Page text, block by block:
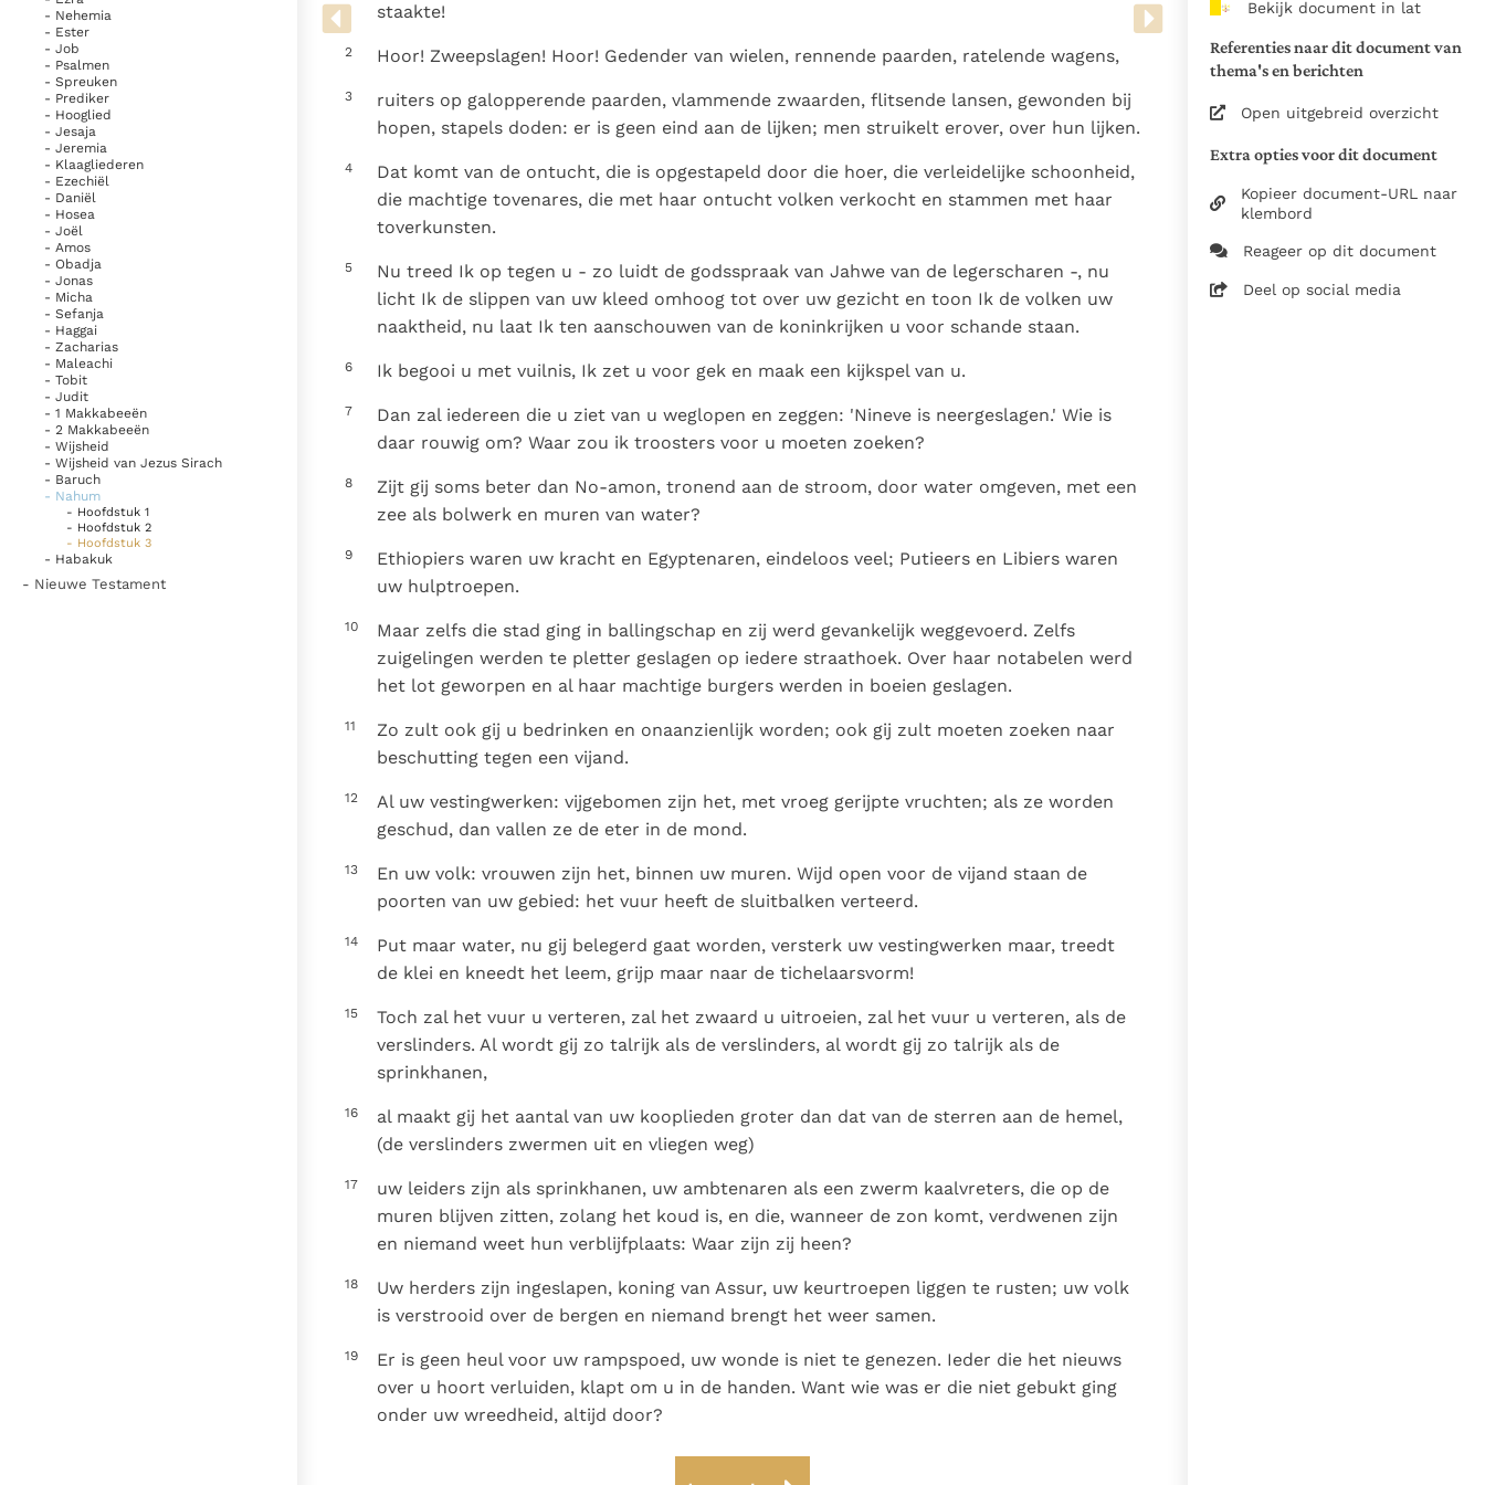
Denzinger Gebruiksvoorwaarden
liefde, niet door
mystieke
verschijnselen en de
heiligheid
noodzaak om "naar het
innerlijk" toe te keren.
van de documenten
1975
nl
Bekijk document in lat
Referenties naar dit document van
thema's en berichten
Open uitgebreid overzicht
Extra opties voor dit document
Kopieer document-URL naar
klembord
Reageer op dit document
Deel op social media
- Nehemia
- Ester
- Job
- Psalmen
- Spreuken
- Prediker
- Hooglied
- Jesaja
- Jeremia
- Klaagliederen
- Ezechiël
- Daniël
- Hosea
- Joël
- Amos
- Obadja
- Jonas
- Micha
- Sefanja
- Haggai
- Zacharias
- Maleachi
- Tobit
- Judit
- 1 Makkabeeën
- 2 Makkabeeën
- Wijsheid
- Wijsheid van Jezus Sirach
- Baruch
- Nahum
- Hoofdstuk 1
- Hoofdstuk 2
- Hoofdstuk 3
- Habakuk
- Nieuwe Testament
staakte!
2 Hoor! Zweepslagen! Hoor! Gedender van wielen, rennende paarden, ratelende wagens,
3
ruiters op galopperende paarden, vlammende zwaarden, flitsende lansen, gewonden bij
hopen, stapels doden: er is geen eind aan de lijken; men struikelt erover, over hun lijken.
4
Dat komt van de ontucht, die is opgestapeld door die hoer, die verleidelijke schoonheid,
die machtige tovenares, die met haar ontucht volken verkocht en stammen met haar
toverkunsten.
5
Nu treed Ik op tegen u - zo luidt de godsspraak van Jahwe van de legerscharen -, nu
licht Ik de slippen van uw kleed omhoog tot over uw gezicht en toon Ik de volken uw
naaktheid, nu laat Ik ten aanschouwen van de koninkrijken u voor schande staan.
6 Ik begooi u met vuilnis, Ik zet u voor gek en maak een kijkspel van u.
7
Dan zal iedereen die u ziet van u weglopen en zeggen: 'Nineve is neergeslagen.' Wie is
daar rouwig om? Waar zou ik troosters voor u moeten zoeken?
8
Zijt gij soms beter dan No-amon, tronend aan de stroom, door water omgeven, met een
zee als bolwerk en muren van water?
9
Ethiopiers waren uw kracht en Egyptenaren, eindeloos veel; Putieers en Libiers waren
uw hulptroepen.
10
Maar zelfs die stad ging in ballingschap en zij werd gevankelijk weggevoerd. Zelfs
zuigelingen werden te pletter geslagen op iedere straathoek. Over haar notabelen werd
het lot geworpen en al haar machtige burgers werden in boeien geslagen.
11
Zo zult ook gij u bedrinken en onaanzienlijk worden; ook gij zult moeten zoeken naar
beschutting tegen een vijand.
12
Al uw vestingwerken: vijgebomen zijn het, met vroeg gerijpte vruchten; als ze worden
geschud, dan vallen ze de eter in de mond.
13
En uw volk: vrouwen zijn het, binnen uw muren. Wijd open voor de vijand staan de
poorten van uw gebied: het vuur heeft de sluitbalken verteerd.
14
Put maar water, nu gij belegerd gaat worden, versterk uw vestingwerken maar, treedt
de klei en kneedt het leem, grijp maar naar de tichelaarsvorm!
15
Toch zal het vuur u verteren, zal het zwaard u uitroeien, zal het vuur u verteren, als de
verslinders. Al wordt gij zo talrijk als de verslinders, al wordt gij zo talrijk als de
sprinkhanen,
16
al maakt gij het aantal van uw kooplieden groter dan dat van de sterren aan de hemel,
(de verslinders zwermen uit en vliegen weg)
17
uw leiders zijn als sprinkhanen, uw ambtenaren als een zwerm kaalvreters, die op de
muren blijven zitten, zolang het koud is, en die, wanneer de zon komt, verdwenen zijn
en niemand weet hun verblijfplaats: Waar zijn zij heen?
18
Uw herders zijn ingeslapen, koning van Assur, uw keurtroepen liggen te rusten; uw volk
is verstrooid over de bergen en niemand brengt het weer samen.
19
Er is geen heul voor uw rampspoed, uw wonde is niet te genezen. Ieder die het nieuws
over u hoort verluiden, klapt om u in de handen. Want wie was er die niet gebukt ging
onder uw wreedheid, altijd door?